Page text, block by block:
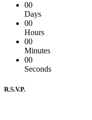
00
Days
00
Hours
00
Minutes
00
Seconds
R.S.V.P.